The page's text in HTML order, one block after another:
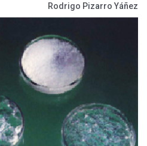
Rodrigo Pizarro Yáñez